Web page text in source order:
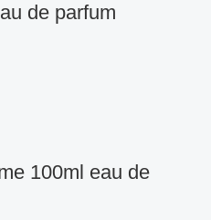
de parfum
100ml eau de